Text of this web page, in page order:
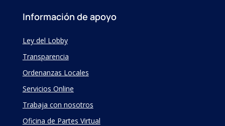
Información de apoyo
Ley del Lobby
Transparencia
Ordenanzas Locales
Servicios Online
Trabaja con nosotros
Oficina de Partes Virtual